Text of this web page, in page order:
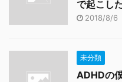
で起こし
2018/8/6
未分類
ADHDの